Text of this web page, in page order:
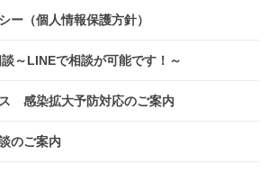
ー（個人情報保護方針）
～LINEで相談が可能です！～
感染拡大予防対応のご案内
のご案内